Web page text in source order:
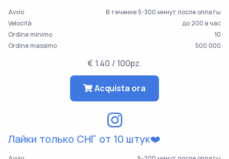
Avvio
В течение 5-300 минут после оплаты
Velocità
до 200 в час
Ordine minimo
10
Ordine massimo
500 000
€ 1.40 / 100pz.
Acquista ora
Лайки только СНГ от 10 штук❤️